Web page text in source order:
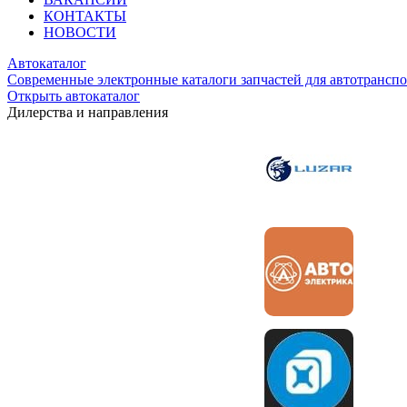
КОНТАКТЫ
НОВОСТИ
Автокаталог
Современные электронные каталоги запчастей для
Открыть автокаталог
Дилерства и направления